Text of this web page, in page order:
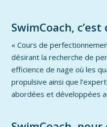
SwimCoach, c’est
« Cours de
désirant la recherche de
efficience de nage où les
propulsive ainsi que
abordées et développées